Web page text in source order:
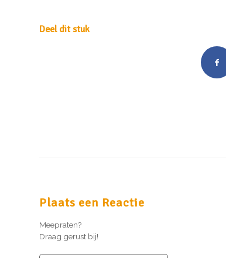
Deel dit stuk
Plaats een Reactie
Meepraten?
Draag gerust bij!